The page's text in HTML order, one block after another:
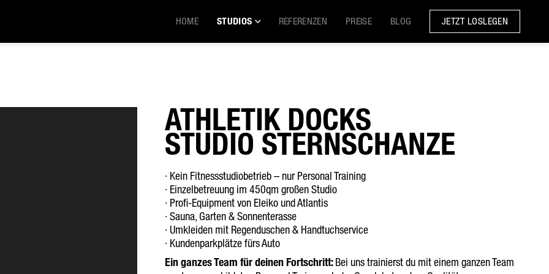
HOME STUDIOS REFERENZEN PREISE BLOG JETZT LOSLEGEN
ATHLETIK DOCKS
STUDIO STERNSCHANZE
· Kein Fitnessstudiobetrieb – nur Personal Training
· Einzelbetreuung im 450qm großen Studio
· Profi-Equipment von Eleiko und Atlantis
· Sauna, Garten & Sonnenterasse
· Umkleiden mit Regenduschen & Handtuchservice
· Kundenparkplätze fürs Auto
Ein ganzes Team für deinen Fortschritt:Bei uns trainierst du mit einem ganzen Team